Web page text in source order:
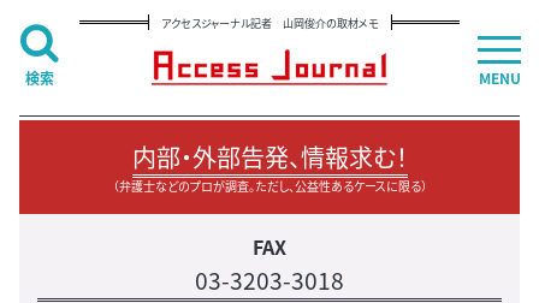
アクセスジャーナル記者 山岡俊介の取材メモ
内部・外部告発、情報求む！
（弁護士などのプロが調査。ただし、公益性あるケースに限る）
FAX
03-3203-3018
MENU
検索